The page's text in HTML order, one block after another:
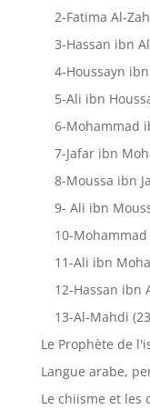
2-Fatima Al-
3-Hassan ibn
4-Houssayn
5-Ali ibn
6-Mohammad
7-Jafar ibn
8-Moussa ibn
9- Ali ibn
10-
11-Ali ibn
12-Hassan ibn
13-Al-Mahdi
Le Prophète de
Langue arabe,
Le chiisme et les